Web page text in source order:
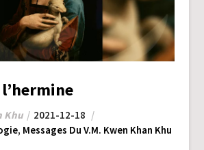
l’hermine
Khu
2021-12-18
, Messages Du V.M. Kwen Khan Khu